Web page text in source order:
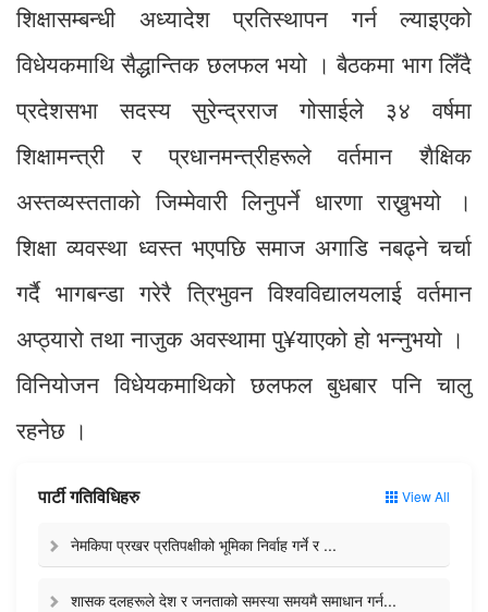
शिक्षासम्बन्धी अध्यादेश प्रतिस्थापन गर्न ल्याइएको
विधेयकमाथि सैद्धान्तिक छलफल भयो । बैठकमा भाग लिँदै
प्रदेशसभा सदस्य सुरेन्द्रराज गोसाईले ३४ वर्षमा
शिक्षामन्त्री र प्रधानमन्त्रीहरूले वर्तमान शैक्षिक
अस्तव्यस्तताको जिम्मेवारी लिनुपर्ने धारणा राख्नुभयो ।
शिक्षा व्यवस्था ध्वस्त भएपछि समाज अगाडि नबढ्ने चर्चा
गर्दै भागबन्डा गरेरै त्रिभुवन विश्वविद्यालयलाई वर्तमान
अप्ठ्यारो तथा नाजुक अवस्थामा पु¥याएको हो भन्नुभयो ।
विनियोजन विधेयकमाथिको छलफल बुधबार पनि चालु
रहनेछ ।
पार्टी गतिविधिहरु View All
नेमकिपा प्रखर प्रतिपक्षीको भूमिका निर्वाह गर्ने र ...
शासक दलहरूले देश र जनताको समस्या समयमै समाधान गर्न...